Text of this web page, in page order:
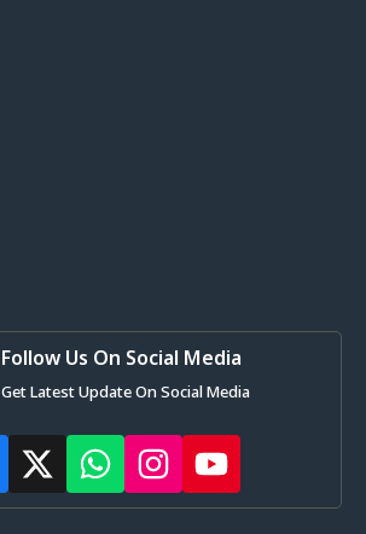
Follow Us On Social Media
Get Latest Update On Social Media